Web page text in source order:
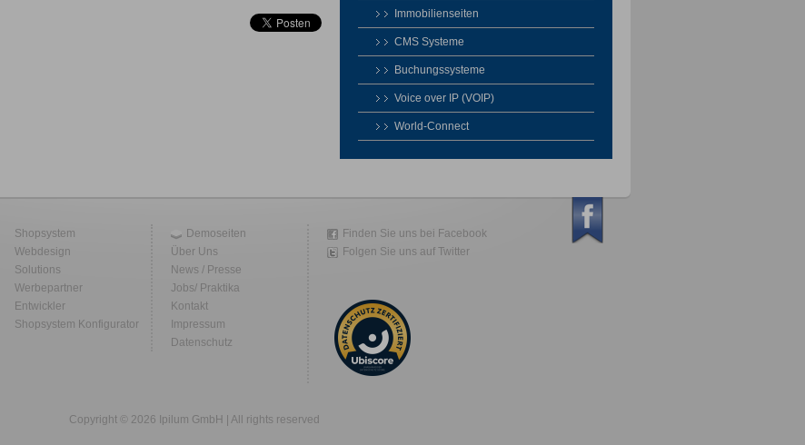
Immobilienseiten
CMS Systeme
Buchungssysteme
Voice over IP (VOIP)
World-Connect
Shopsystem
Webdesign
Solutions
Werbepartner
Entwickler
Shopsystem Konfigurator
Demoseiten
Über Uns
News / Presse
Jobs/ Praktika
Kontakt
Impressum
Datenschutz
Finden Sie uns bei Facebook
Folgen Sie uns auf Twitter
Copyright © 2026 Ipilum GmbH | All rights reserved